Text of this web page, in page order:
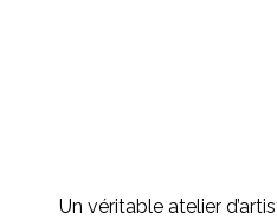
Un véritable atelier